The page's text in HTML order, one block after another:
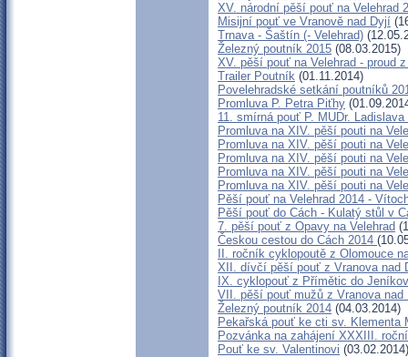
XV. národní pěší pouť na Velehrad
Misijní pouť ve Vranově nad Dyjí
Trnava - Šaštín (- Velehrad)
Železný poutník 2015 (08.03.2015)
XV. pěší pouť na Velehrad - proud
Trailer Poutník (01.11.2014)
Povelehradské setkání poutníků
Promluva P. Petra Piťhy
11. smírná pouť P. MUDr.
Promluva na XIV. pěší pouti na
Promluva na XIV. pěší pouti na
Promluva na XIV. pěší pouti na
Promluva na XIV. pěší pouti na
Promluva na XIV. pěší pouti na
Pěší pouť na Velehrad 2014 -
Pěší pouť do Cách - Kulatý stůl v
7. pěší pouť z Opavy na Velehrad
Českou cestou do Cách 2014
II. ročník cyklopoutě z Olomouce
XII. dívčí pěší pouť z Vranova nad
IX. cyklopouť z Přímětic do
VII. pěší pouť mužů z Vranova
Železný poutník 2014 (04.03.2014)
Pekařská pouť ke cti sv. Klementa
Pozvánka na zahájení XXXIII.
Pouť ke sv. Valentinovi (03.02.2014)